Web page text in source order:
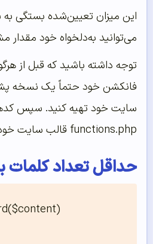
این میزان تعیین‌شده بستگی به
می‌توانید به‌دلخواه خود مقدار
توجه داشته باشید که قبل از
فانکشن خود حتماً یک نسخه
سایت خود تهیه کنید. سپس
functions.php قالب سایت خود اضافه کنید.
حداقل تعداد کلمات